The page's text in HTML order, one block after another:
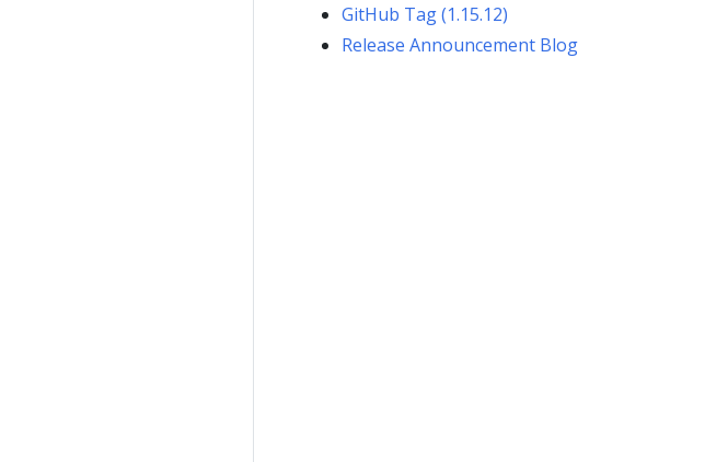
GitHub Tag (1.15.12)
Release Announcement Blog